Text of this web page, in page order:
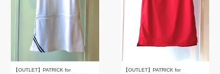
【OUTLET】PATRICK for
【OUTLET】PATRICK for